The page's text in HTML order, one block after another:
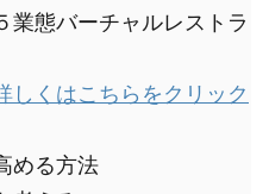
業態バーチャルレストラン
しくはこちらをクリック
める方法